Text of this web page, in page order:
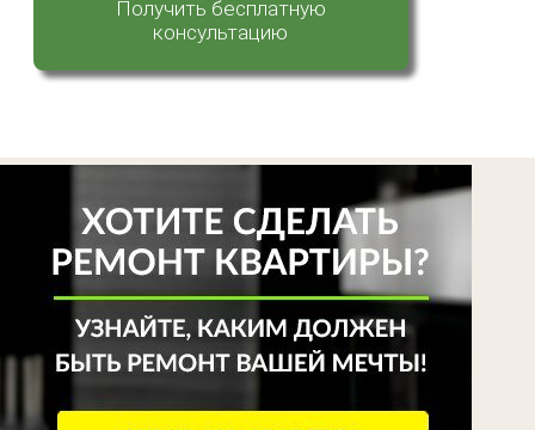
Получить бесплатную
консультацию